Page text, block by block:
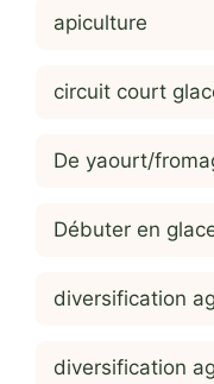
apiculture
circuit court
De yaourt/
Débuter en
diversification
diversification